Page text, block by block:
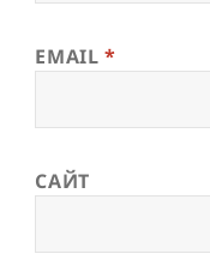
EMAIL*
САЙТ